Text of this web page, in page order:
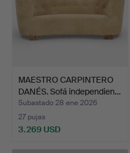
MAESTRO CARPINTERO
DANÉS. Sofá independien…
Subastado 28 ene 2026
27 pujas
3.269 USD